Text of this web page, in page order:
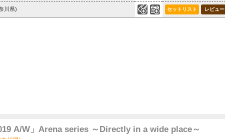
川県) 0 233セットリスト レビュー
A/W」Arena series ～Directly in a wide place～